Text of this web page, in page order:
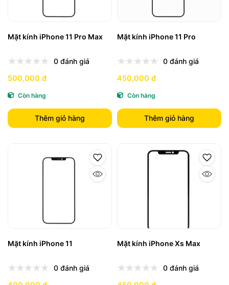
Mặt kính iPhone 11 Pro Max
0 đánh giá
500,000 đ
Còn hàng
Thêm giỏ hàng
Mặt kính iPhone 11 Pro
0 đánh giá
450,000 đ
Còn hàng
Thêm giỏ hàng
Mặt kính iPhone 11
0 đánh giá
Mặt kính iPhone Xs Max
0 đánh giá